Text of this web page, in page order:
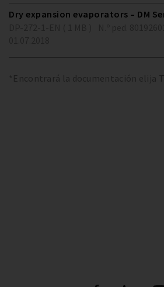
Dry expansion evaporators – DM
*Encontrará la documentación elija